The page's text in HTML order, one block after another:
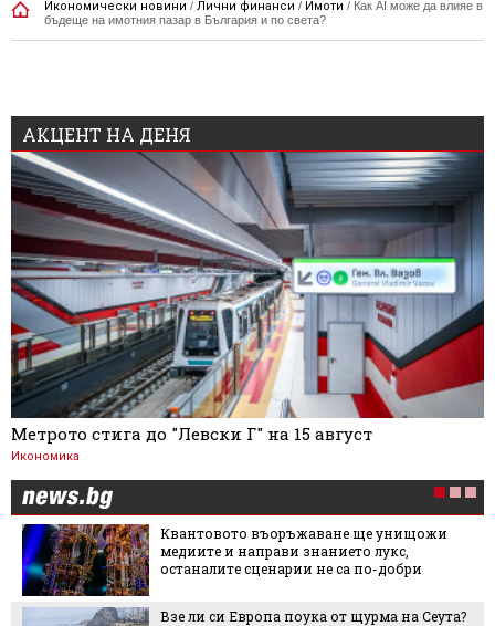
Икономически новини / Лични финанси / Имоти / Как AI може да влияе в
бъдеще на имотния пазар в България и по света?
АКЦЕНТ НА ДЕНЯ
Метрото стига до "Левски Г" на 15 август
Икономика
въоръжаване ще унищожи
знанието лукс,
сценарии не са по-добри
поука от щурма на Сеута?
Мартин
Halfbike:
много
"Желирано"